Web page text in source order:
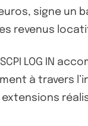
signe
revenus
LOG IN
à travers